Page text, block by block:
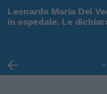
Leonardo Maria Del
in ospedale. Le